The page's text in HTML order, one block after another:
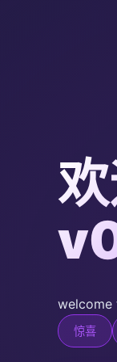
welcome
惊喜